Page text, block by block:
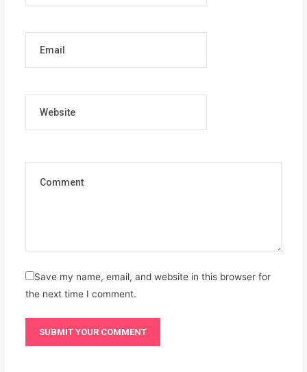
Save my name, email, and website in this browser for
the next time I comment.